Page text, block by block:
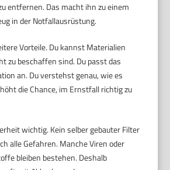
entfernen. Das macht ihn zu einem
in der Notfallausrüstung.
Vorteile. Du kannst Materialien
zu beschaffen sind. Du passt das
an. Du verstehst genau, wie es
die Chance, im Ernstfall richtig zu
wichtig. Kein selber gebauter Filter
alle Gefahren. Manche Viren oder
bleiben bestehen. Deshalb